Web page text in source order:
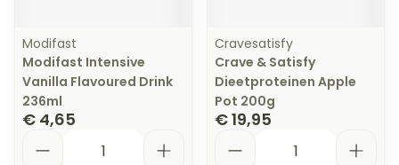
Modifast
Modifast Intensive
Vanilla Flavoured Drink
236ml
€ 4,65
Cravesatisfy
Crave & Satisfy
Dieetproteinen Apple
Pot 200g
€ 19,95